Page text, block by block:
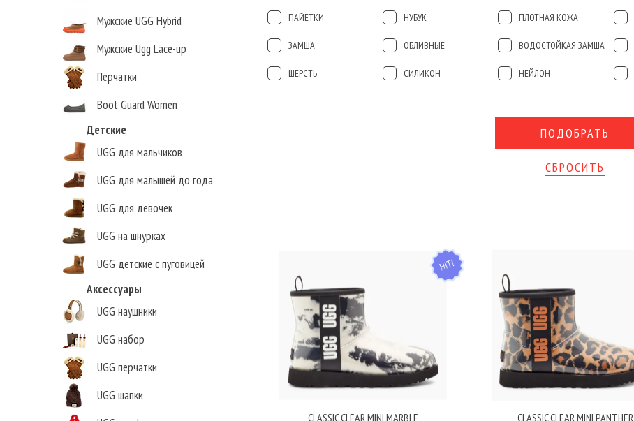
Мужские UGG Hybrid
Мужские Ugg Lace-up
Перчатки
Boot Guard Women
Детские
UGG для мальчиков
UGG для малышей до года
UGG для девочек
UGG на шнурках
UGG детские с пуговицей
Аксессуары
UGG наушники
UGG набор
UGG перчатки
UGG шапки
ПАЙЕТКИ НУБУК ПЛОТНАЯ КОЖА
ЗАМША ОБЛИВНЫЕ ВОДОСТОЙКАЯ ЗАМША
ШЕРСТЬ СИЛИКОН НЕЙЛОН
СБРОСИТЬ
HIT
CLASSIC CLEAR MINI MARBLE CLASSIC CLEAR MINI PANTHER